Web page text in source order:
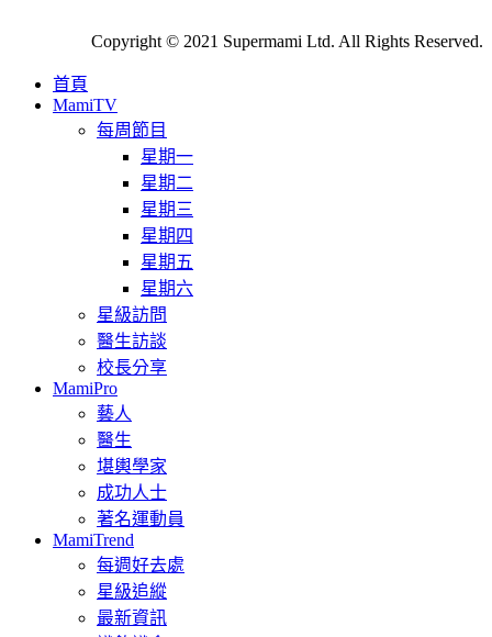
Copyright © 2021 Supermami Ltd. All Rights Reserved.
首頁
MamiTV
每周節目
星期一
星期二
星期三
星期四
星期五
星期六
星級訪問
醫生訪談
校長分享
MamiPro
藝人
醫生
堪輿學家
成功人士
著名運動員
MamiTrend
每週好去處
星級追縱
最新資訊